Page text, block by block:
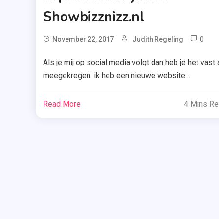
Showbizznizz.nl
November 22, 2017 Judith Regeling 0
,
Als je mij op social media volgt dan heb je het vast
meegekregen: ik heb een nieuwe website
Judithblogtsolo. Maar ik moet nu wel mijn tijd
Read More 4 Mins